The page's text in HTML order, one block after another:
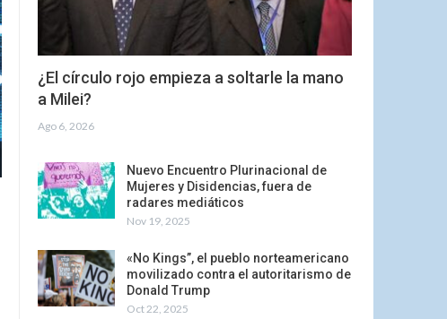
¿El círculo rojo empieza a soltarle la mano
a Milei?
Ago 6, 2026
Nuevo Encuentro Plurinacional de
Mujeres y Disidencias, fuera de
radares mediáticos
Nov 19, 2025
«No Kings”, el pueblo norteamericano
movilizado contra el autoritarismo de
Donald Trump
Oct 22, 2025